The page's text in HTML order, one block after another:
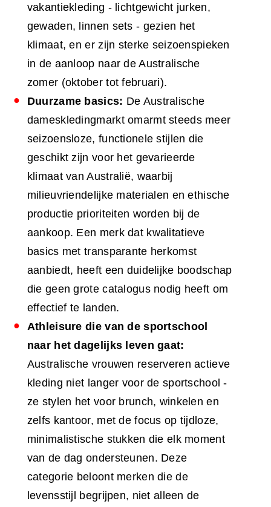
vakantiekleding - lichtgewicht jurken,
gewaden, linnen sets - gezien het
klimaat, en er zijn sterke seizoenspieken
in de aanloop naar de Australische
zomer (oktober tot februari).
Duurzame basics: De Australische
dameskledingmarkt omarmt steeds meer
seizoensloze, functionele stijlen die
geschikt zijn voor het gevarieerde
klimaat van Australië, waarbij
milieuvriendelijke materialen en ethische
productie prioriteiten worden bij de
aankoop. Een merk dat kwalitatieve
basics met transparante herkomst
aanbiedt, heeft een duidelijke boodschap
die geen grote catalogus nodig heeft om
effectief te landen.
Athleisure die van de sportschool
naar het dagelijks leven gaat:
Australische vrouwen reserveren actieve
kleding niet langer voor de sportschool -
ze stylen het voor brunch, winkelen en
zelfs kantoor, met de focus op tijdloze,
minimalistische stukken die elk moment
van de dag ondersteunen. Deze
categorie beloont merken die de
levensstijl begrijpen, niet alleen de